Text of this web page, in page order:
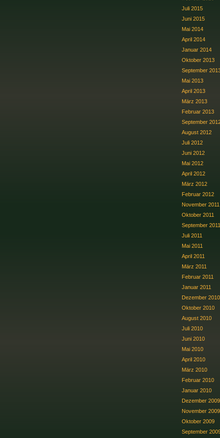
Juli 2015
Juni 2015
Mai 2014
April 2014
Januar 2014
Oktober 2013
September
Mai 2013
April 2013
März 2013
Februar 2013
September
August 2012
Juli 2012
Juni 2012
Mai 2012
April 2012
März 2012
Februar 2012
November 2011
Oktober 2011
September 2011
Juli 2011
Mai 2011
April 2011
März 2011
Februar 2011
Januar 2011
Dezember 2010
Oktober 2010
August 2010
Juli 2010
Juni 2010
Mai 2010
April 2010
März 2010
Februar 2010
Januar 2010
Dezember 2009
November 2009
Oktober 2009
September